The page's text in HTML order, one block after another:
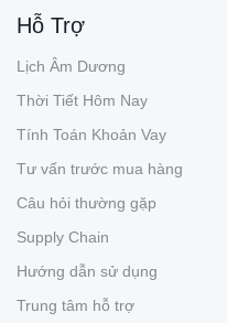
Hỗ Trợ
Lịch Âm Dương
Thời Tiết Hôm Nay
Tính Toán Khoản Vay
Tư vấn trước mua hàng
Câu hỏi thường gặp
Supply Chain
Hướng dẫn sử dụng
Trung tâm hỗ trợ